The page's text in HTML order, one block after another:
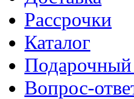
Рассрочки
Каталог
Подарочный
Вопрос-